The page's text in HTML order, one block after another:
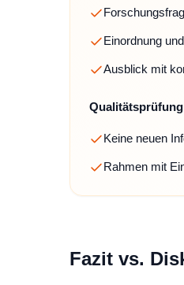
Einordnung
Ausblick mit
Keine neuen
Rahmen mit
Fazit vs.